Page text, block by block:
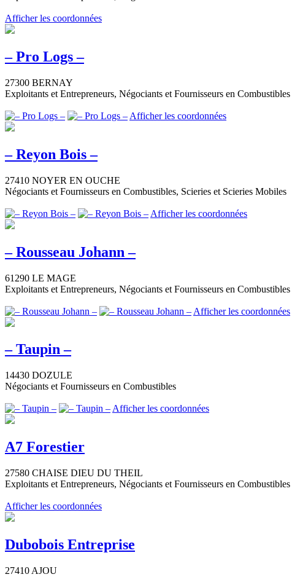
Afficher les coordonnées
– Pro Logs –
27300 BERNAY
Exploitants et Entrepreneurs, Négociants et Fournisseurs en Combustibles
Afficher les coordonnées
– Reyon Bois –
27410 NOYER EN OUCHE
Négociants et Fournisseurs en Combustibles, Scieries et Scieries Mobiles
Afficher les coordonnées
– Rousseau Johann –
61290 LE MAGE
Exploitants et Entrepreneurs, Négociants et Fournisseurs en Combustibles
Afficher les coordonnées
– Taupin –
14430 DOZULE
Négociants et Fournisseurs en Combustibles
Afficher les coordonnées
A7 Forestier
27580 CHAISE DIEU DU THEIL
Exploitants et Entrepreneurs, Négociants et Fournisseurs en Combustibles
Afficher les coordonnées
Dubobois Entreprise
27410 AJOU